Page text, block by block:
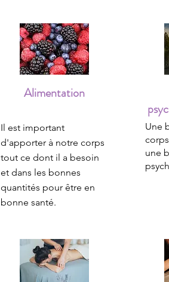
Alimentation
Il est important
d'apporter à notre corps
tout ce dont il a besoin
et dans les bonnes
quantités pour être en
bonne santé.
Une
une